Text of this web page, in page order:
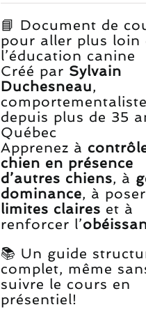
initial
était :
$
CAN19.99.
📘 Document de
pour aller plus loin
l’éducation canine
Créé par Sylvain
Duchesneau,
depuis plus de 35
Québec
Apprenez à
chien en présence
d’autres chiens, à
dominance, à
limites claires et à
renforcer l’
📚 Un guide
complet, même
suivre le cours en
présentiel!